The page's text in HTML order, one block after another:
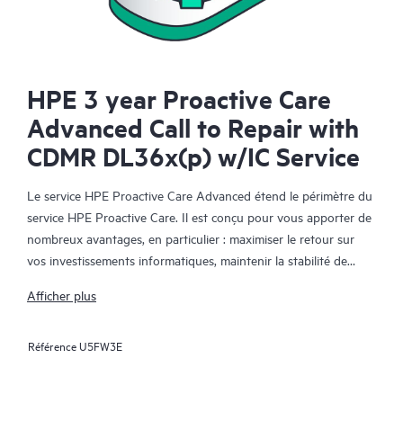
HPE 3 year Proactive Care
Advanced Call to Repair with
CDMR DL36x(p) w/IC Service
Le service HPE Proactive Care Advanced étend le périmètre du
service HPE Proactive Care. Il est conçu pour vous apporter de
nombreux avantages, en particulier : maximiser le retour sur
vos investissements informatiques, maintenir la stabilité de
projets informatiques et commerciaux, réduire les coûts
informatique pour lui permettre de se consacrer aux tâches
Afficher plus
RéférenceU5FW3E